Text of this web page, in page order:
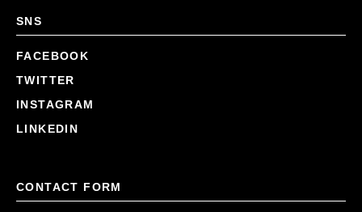
SNS
FACEBOOK
TWITTER
INSTAGRAM
LINKEDIN
CONTACT FORM